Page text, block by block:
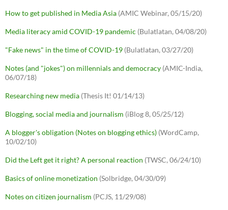
How to get published in Media Asia (AMIC Webinar, 05/15/20)
Media literacy amid COVID-19 pandemic (Bulatlatan, 04/08/20)
"Fake news" in the time of COVID-19 (Bulatlatan, 03/27/20)
Notes (and "jokes") on millennials and democracy (AMIC-India,
06/07/18)
Researching new media (Thesis It! 01/14/13)
Blogging, social media and journalism (iBlog 8, 05/25/12)
A blogger's obligation (Notes on blogging ethics) (WordCamp,
10/02/10)
Did the Left get it right? A personal reaction (TWSC, 06/24/10)
Basics of online monetization (Solbridge, 04/30/09)
Notes on citizen journalism (PCJS, 11/29/08)